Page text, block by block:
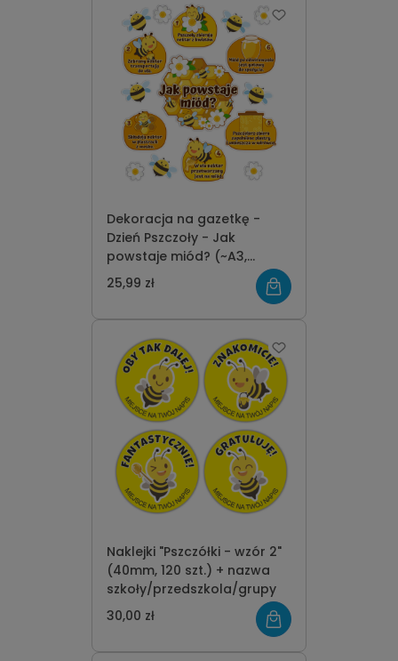
Dekoracja na gazetkę -
Dzień Pszczoły - Jak
powstaje miód? (~A3,
jednostronna)
25,99 zł
Naklejki "Pszczółki - wzór 2"
(40mm, 120 szt.) + nazwa
szkoły/przedszkola/grupy
30,00 zł